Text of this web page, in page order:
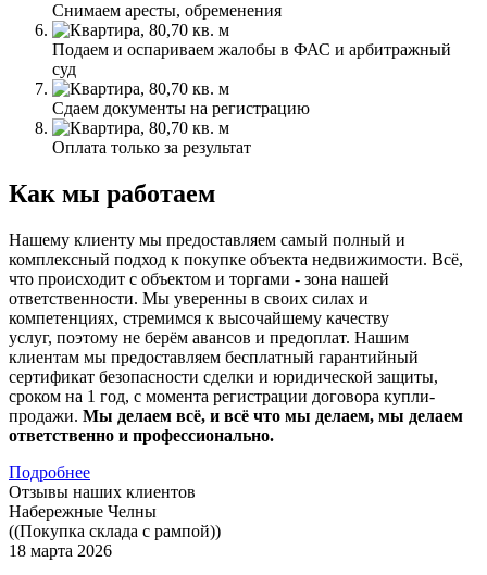
Снимаем аресты, обременения
Подаем и оспариваем жалобы в ФАС и арбитражный
суд
Сдаем документы на регистрацию
Оплата только за результат
Как мы работаем
Нашему клиенту мы предоставляем самый полный и
комплексный подход к покупке объекта недвижимости. Всё,
что происходит с объектом и торгами - зона нашей
ответственности. Мы уверенны в своих силах и
компетенциях, стремимся к высочайшему качеству
услуг, поэтому не берём авансов и предоплат. Нашим
клиентам мы предоставляем бесплатный гарантийный
сертификат безопасности сделки и юридической защиты,
сроком на 1 год, с момента регистрации договора купли-
продажи. Мы делаем всё, и всё что мы делаем, мы делаем
ответственно и профессионально.
Подробнее
Отзывы наших клиентов
Набережные Челны
((Покупка склада с рампой))
18 марта 2026